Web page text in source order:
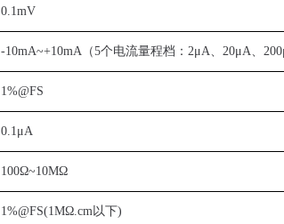
0.1mV
-10mA~+10mA（5个电流量程档：2μA、20μA、200
1%@FS
0.1μA
100Ω~10MΩ
1%@FS(1MΩ.cm 以下)